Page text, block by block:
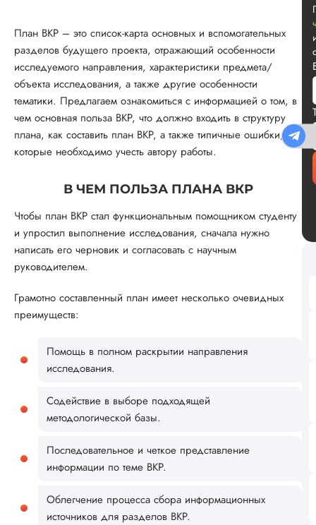
План ВКР – это список-карта основных и вспомогательных
разделов будущего проекта, отражающий особенности
исследуемого направления, характеристики предмета/
объекта исследования, а также другие особенности
тематики. Предлагаем ознакомиться с информацией о том, в
чем основная польза ВКР, что должно входить в структуру
плана, как составить план ВКР, а также типичные ошибки,
которые необходимо учесть автору работы.
В ЧЕМ ПОЛЬЗА ПЛАНА ВКР
Чтобы план ВКР стал функциональным помощником студенту
и упростил выполнение исследования, сначала нужно
написать его черновик и согласовать с научным
руководителем.
Грамотно составленный план имеет несколько очевидных
преимуществ:
Помощь в полном раскрытии направления
исследования.
Содействие в выборе подходящей
методологической базы.
Последовательное и четкое представление
информации по теме ВКР.
Облегчение процесса сбора информационных
источников для разделов ВКР.